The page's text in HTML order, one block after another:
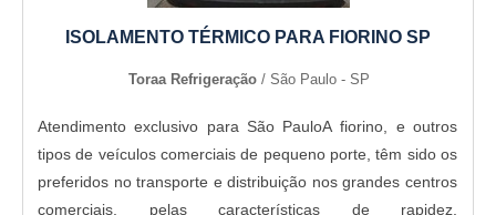
ISOLAMENTO TÉRMICO PARA FIORINO SP
Toraa Refrigeração / São Paulo - SP
Atendimento exclusivo para São PauloA fiorino, e outros
tipos de veículos comerciais de pequeno porte, têm sido os
preferidos no transporte e distribuição nos grandes centros
comerciais, pelas características de rapidez,